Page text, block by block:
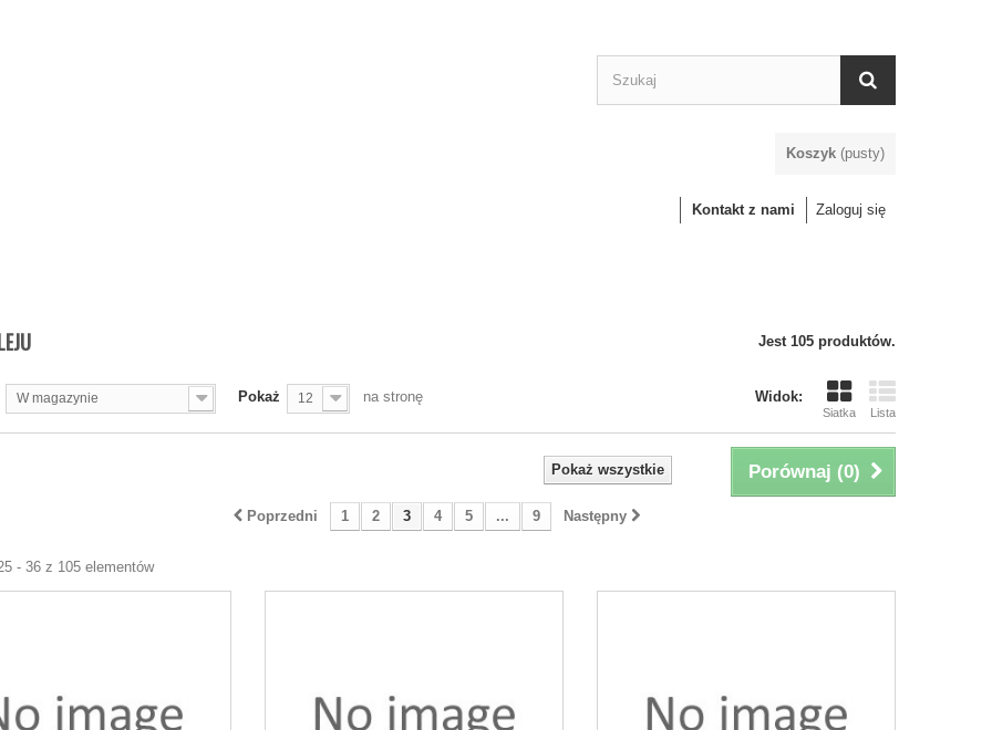
Koszyk (pusty)
Zaloguj się
Kontakt z nami
Jest 105 produktów.
Widok:
Siatka Lista
W magazynie Pokaż 12 na stronę
Porównaj (0)
Pokaż wszystkie
Poprzedni 1 2 3 4 5 ... 9 Następny
- 36 z 105 elementów